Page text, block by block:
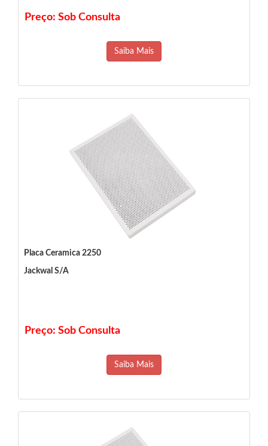
Preço: Sob Consulta
Saiba Mais
Placa Ceramica 2250
Jackwal S/A
Preço: Sob Consulta
Saiba Mais